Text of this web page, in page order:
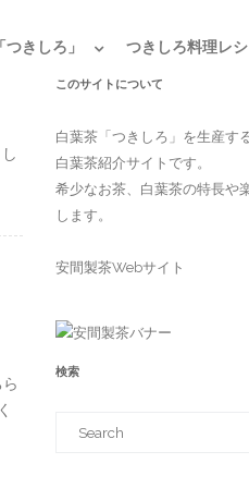
きしろ」 つきしろ料理レ
このサイトについて
白葉茶「つきしろ」を生産す
白葉茶紹介サイトです。
希少なお茶、白葉茶の特長や
します。
安間製茶Webサイト
検索